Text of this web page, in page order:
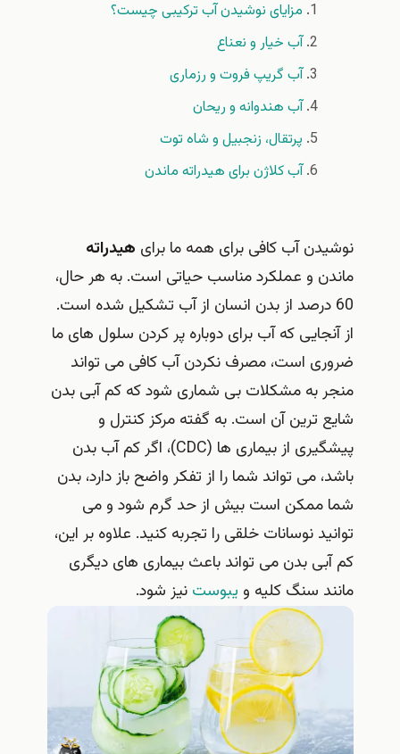
مزایای نوشیدن آب ترکیبی چیست؟
آب خیار و نعناع
آب گریپ فروت و رزماری
آب هندوانه و ریحان
پرتقال، زنجبیل و شاه توت
آب کلاژن برای هیدراته ماندن
نوشیدن آب کافی برای همه ما برای هیدراته
ماندن و عملکرد مناسب حیاتی است. به هر حال،
60 درصد از بدن انسان از آب تشکیل شده است.
از آنجایی که آب برای دوباره پر کردن سلول‌ های ما
ضروری است، مصرف نکردن آب کافی می‌ تواند
منجر به مشکلات بی‌ شماری شود که کم‌ آبی بدن
شایع‌ ترین آن است. به گفته مرکز کنترل و
پیشگیری از بیماری ها (CDC)، اگر کم آب بدن
باشد، می تواند شما را از تفکر واضح باز دارد، بدن
شما ممکن است بیش از حد گرم شود و می
توانید نوسانات خلقی را تجربه کنید. علاوه بر این،
کم‌ آبی بدن می‌ تواند باعث بیماری‌ های دیگری
مانند سنگ کلیه و یبوست نیز شود.